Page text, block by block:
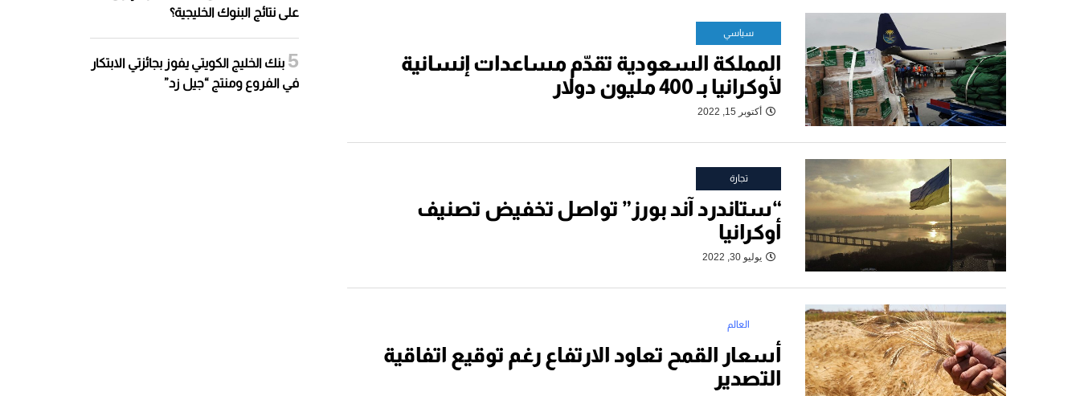
سياسي
المملكة السعودية تقدّم مساعدات إنسانية
لأوكرانيا بـ 400 مليون دولار
أكتوبر 15, 2022
تجارة
“ستاندرد آند بورز” تواصل تخفيض تصنيف
أوكرانيا
يوليو 30, 2022
العالم
أسعار القمح تعاود الارتفاع رغم توقيع اتفاقية
التصدير
على نتائج البنوك الخليجية؟
بنك الخليج الكويتي يفوز بجائزتي الابتكار
في الفروع ومنتج “جيل زد”